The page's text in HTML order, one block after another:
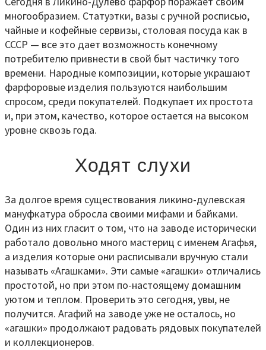
многообразием. Статуэтки, вазы с ручной росписью,
чайные и кофейные сервизы, столовая посуда как в
СССР — все это дает возможность конечному
потребителю привнести в свой быт частичку того
времени. Народные композиции, которые украшают
фарфоровые изделия пользуются наибольшим
спросом, среди покупателей. Подкупает их простота
и, при этом, качество, которое остается на высоком
уровне сквозь года.
Ходят слухи
За долгое время существования ликино-дулевская
мануфкатура обросла своими мифами и байками.
Один из них гласит о том, что на заводе исторически
работало довольно много мастериц с именем Агафья,
а изделия которые они расписывали вручную стали
называть «Агашками». Эти самые «агашки» отличались
простотой, но при этом по-настоящему домашним
уютом и теплом. Проверить это сегодня, увы, не
получится. Агафий на заводе уже не осталось, но
«агашки» продолжают радовать рядовых покупателей
и коллекционеров.